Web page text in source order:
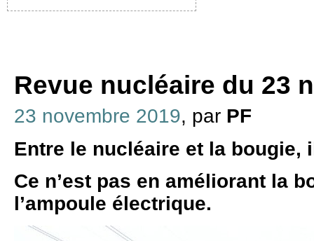
Revue nucléaire du 23
23 novembre 2019, par PF
Entre le nucléaire et la bougie,
Ce n’est pas en améliorant la
l’ampoule électrique.